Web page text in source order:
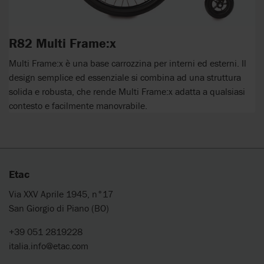
R82 Multi Frame:x
Multi Frame:x è una base carrozzina per interni ed esterni. Il
design semplice ed essenziale si combina ad una struttura
solida e robusta, che rende Multi Frame:x adatta a qualsiasi
contesto e facilmente manovrabile.
Etac
Via XXV Aprile 1945, n°17
San Giorgio di Piano (BO)
+39 051 2819228
italia.info@etac.com